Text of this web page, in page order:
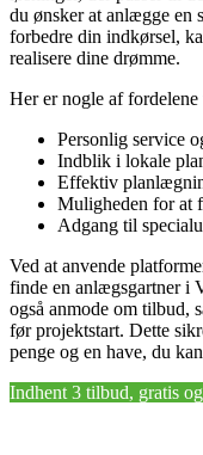
du ønsker at anlægge en
forbedre din indkørsel,
realisere dine drømme.
Her er nogle af
Personlig service
Indblik i lokale
Effektiv
Muligheden for at
Adgang til
Ved at anvende
finde en anlægsgartner i
også anmode om tilbud,
før projektstart. Dette
penge og en have, du
Indhent 3 tilbud, gratis